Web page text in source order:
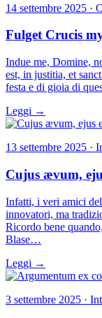
14 settembre 2025 ·
Fulget Crucis
Indue me, Domine,
est, in justitia, et
festa e di gioia di
Leggi →
13 settembre 2025 ·
Cujus ævum,
Infatti, i veri amici
innovatori, ma
Ricordo bene
Blase…
Leggi →
3 settembre 2025 ·